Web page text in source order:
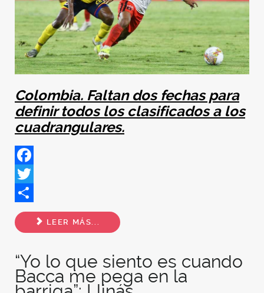
Colombia. Faltan dos fechas para
definir todos los clasificados a los
cuadrangulares.
Facebook
Twitter
Share
LEER MÁS...
“Yo lo que siento es cuando
Bacca me pega en la